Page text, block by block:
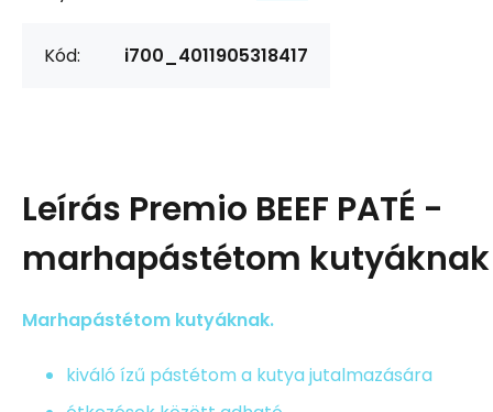
Kód: i700_4011905318417
Leírás Premio BEEF PATÉ -
marhapástétom kutyáknak
Marhapástétom kutyáknak.
kiváló ízű pástétom a kutya jutalmazására